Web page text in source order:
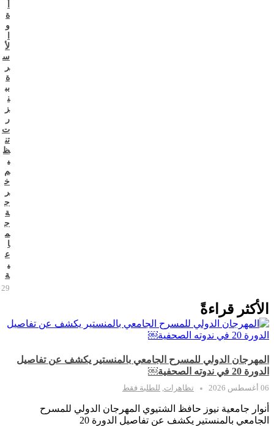
ة
و
لأ
س
ر
ة
بب
ن
ز
ر
ت
تن
ظ
ي
م
خ
ر
ج
ة
ج
م
ا
ع
ي
ة
29 يوليو 2026
الأكثر قراءةً
المهرجان الدولي للمسرح الجامعي بالمنستير يكشف عن تفاصيل
الدورة 20 في ندوته الصحفية￼
06 أغسطس 2026 تظاهرات للطلبة فقط
أنوار جامعية نيوز حافظ الشتيوي المهرجان الدولي للمسرح
الجامعي بالمنستير يكشف عن تفاصيل الدورة 20